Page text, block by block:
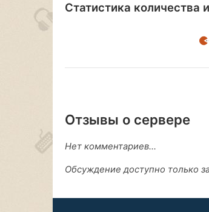
Статистика количества
Отзывы о сервере
Нет комментариев...
Обсуждение доступно только